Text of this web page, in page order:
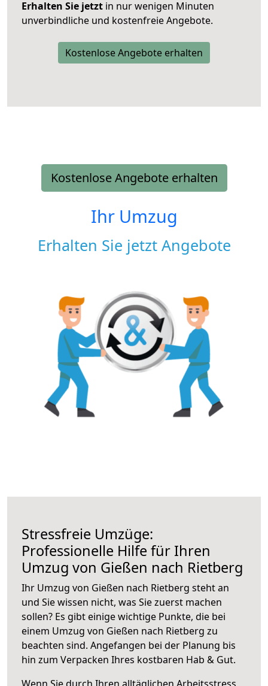
Erhalten Sie jetzt in nur wenigen Minuten
unverbindliche und kostenfreie Angebote.
Kostenlose Angebote erhalten
Kostenlose Angebote erhalten
Ihr Umzug
Erhalten Sie jetzt Angebote
Stressfreie Umzüge:
Professionelle Hilfe für Ihren
Umzug von Gießen nach Rietberg
Ihr Umzug von Gießen nach Rietberg steht an
und Sie wissen nicht, was Sie zuerst machen
sollen? Es gibt einige wichtige Punkte, die bei
einem Umzug von Gießen nach Rietberg zu
beachten sind. Angefangen bei der Planung bis
hin zum Verpacken Ihres kostbaren Hab & Gut.